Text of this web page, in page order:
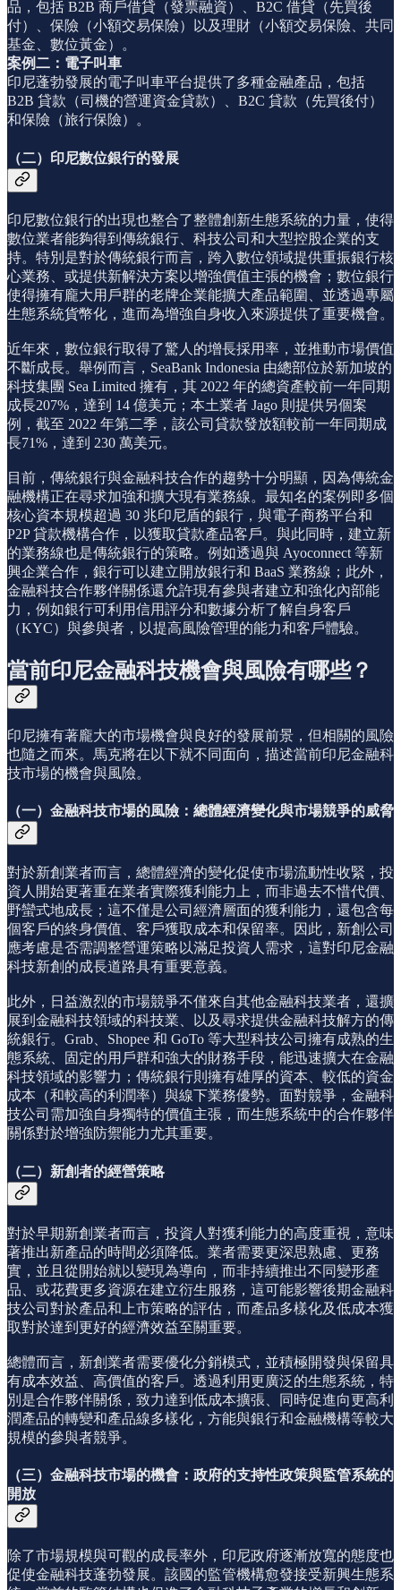
品，包括 B2B 商戶借貸（發票融資）、B2C 借貸（先買後
付）、保險（小額交易保險）以及理財（小額交易保險、共同
基金、數位黃金）。
案例二：電子叫車
印尼蓬勃發展的電子叫車平台提供了多種金融產品，包括
B2B 貸款（司機的營運資金貸款）、B2C 貸款（先買後付）
和保險（旅行保險）。
（二）印尼數位銀行的發展
印尼數位銀行的出現也整合了整體創新生態系統的力量，使得
數位業者能夠得到傳統銀行、科技公司和大型控股企業的支
持。特別是對於傳統銀行而言，跨入數位領域提供重振銀行核
心業務、或提供新解決方案以增強價值主張的機會；數位銀行
使得擁有龐大用戶群的老牌企業能擴大產品範圍、並透過專屬
生態系統貨幣化，進而為增強自身收入來源提供了重要機會。
近年來，數位銀行取得了驚人的增長採用率，並推動市場價值
不斷成長。舉例而言，SeaBank Indonesia 由總部位於新加坡的
科技集團 Sea Limited 擁有，其 2022 年的總資產較前一年同期
成長207%，達到 14 億美元；本土業者 Jago 則提供另個案
例，截至 2022 年第二季，該公司貸款發放額較前一年同期成
長71%，達到 230 萬美元。
目前，傳統銀行與金融科技合作的趨勢十分明顯，因為傳統金
融機構正在尋求加強和擴大現有業務線。最知名的案例即多個
核心資本規模超過 30 兆印尼盾的銀行，與電子商務平台和
P2P 貸款機構合作，以獲取貸款產品客戶。與此同時，建立新
的業務線也是傳統銀行的策略。例如透過與 Ayoconnect 等新
興企業合作，銀行可以建立開放銀行和 BaaS 業務線；此外，
金融科技合作夥伴關係還允許現有參與者建立和強化內部能
力，例如銀行可利用信用評分和數據分析了解自身客戶
（KYC）與參與者，以提高風險管理的能力和客戶體驗。
當前印尼金融科技機會與風險有哪些？
印尼擁有著龐大的市場機會與良好的發展前景，但相關的風險
也隨之而來。馬克將在以下就不同面向，描述當前印尼金融科
技市場的機會與風險。
（一）金融科技市場的風險：總體經濟變化與市場競爭的威脅
對於新創業者而言，總體經濟的變化促使市場流動性收緊，投
資人開始更著重在業者實際獲利能力上，而非過去不惜代價、
野蠻式地成長；這不僅是公司經濟層面的獲利能力，還包含每
個客戶的終身價值、客戶獲取成本和保留率。因此，新創公司
應考慮是否需調整營運策略以滿足投資人需求，這對印尼金融
科技新創的成長道路具有重要意義。
此外，日益激烈的市場競爭不僅來自其他金融科技業者，還擴
展到金融科技領域的科技業、以及尋求提供金融科技解方的傳
統銀行。Grab、Shopee 和 GoTo 等大型科技公司擁有成熟的生
態系統、固定的用戶群和強大的財務手段，能迅速擴大在金融
科技領域的影響力；傳統銀行則擁有雄厚的資本、較低的資金
成本（和較高的利潤率）與線下業務優勢。面對競爭，金融科
技公司需加強自身獨特的價值主張，而生態系統中的合作夥伴
關係對於增強防禦能力尤其重要。
（二）新創者的經營策略
對於早期新創業者而言，投資人對獲利能力的高度重視，意味
著推出新產品的時間必須降低。業者需要更深思熟慮、更務
實，並且從開始就以變現為導向，而非持續推出不同變形產
品、或花費更多資源在建立衍生服務，這可能影響後期金融科
技公司對於產品和上市策略的評估，而產品多樣化及低成本獲
取對於達到更好的經濟效益至關重要。
總體而言，新創業者需要優化分銷模式，並積極開發與保留具
有成本效益、高價值的客戶。透過利用更廣泛的生態系統，特
別是合作夥伴關係，致力達到低成本擴張、同時促進向更高利
潤產品的轉變和產品線多樣化，方能與銀行和金融機構等較大
規模的參與者競爭。
（三） 金融科技市場的機會：政府的支持性政策與監管系統的
開放
除了市場規模與可觀的成長率外，印尼政府逐漸放寬的態度也
促使金融科技蓬勃發展。該國的監管機構愈發接受新興生態系